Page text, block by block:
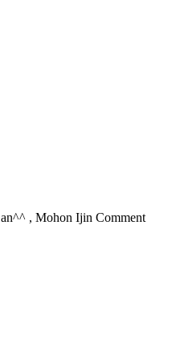
, Mohon Ijin Comment